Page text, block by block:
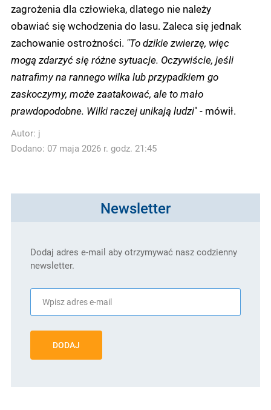
zagrożenia dla człowieka, dlatego nie należy
obawiać się wchodzenia do lasu. Zaleca się jednak
zachowanie ostrożności. "To dzikie zwierzę, więc
mogą zdarzyć się różne sytuacje. Oczywiście, jeśli
natrafimy na rannego wilka lub przypadkiem go
zaskoczymy, może zaatakować, ale to mało
prawdopodobne. Wilki raczej unikają ludzi" - mówił.
Autor: j
Dodano: 07 maja 2026 r. godz. 21:45
Newsletter
Dodaj adres e-mail aby otrzymywać nasz codzienny
newsletter.
DODAJ